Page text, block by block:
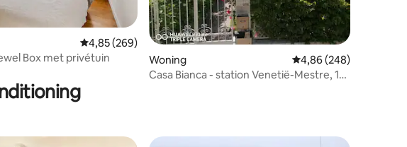
van 5 op 5, 104 recensiesGemiddelde beoordeling van 4,85 op 5, 269 recensies
4,85 (269)
Box met privétuin
Woning Gemiddelde
4,86 (248)
Casa Bianca - station Venetië-Mestre, 10